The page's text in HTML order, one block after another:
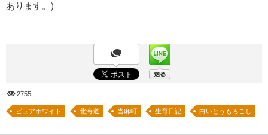
あります。)
2755
ピュアホワイト 北海道 当麻町 生育日記 白いとうもろこし